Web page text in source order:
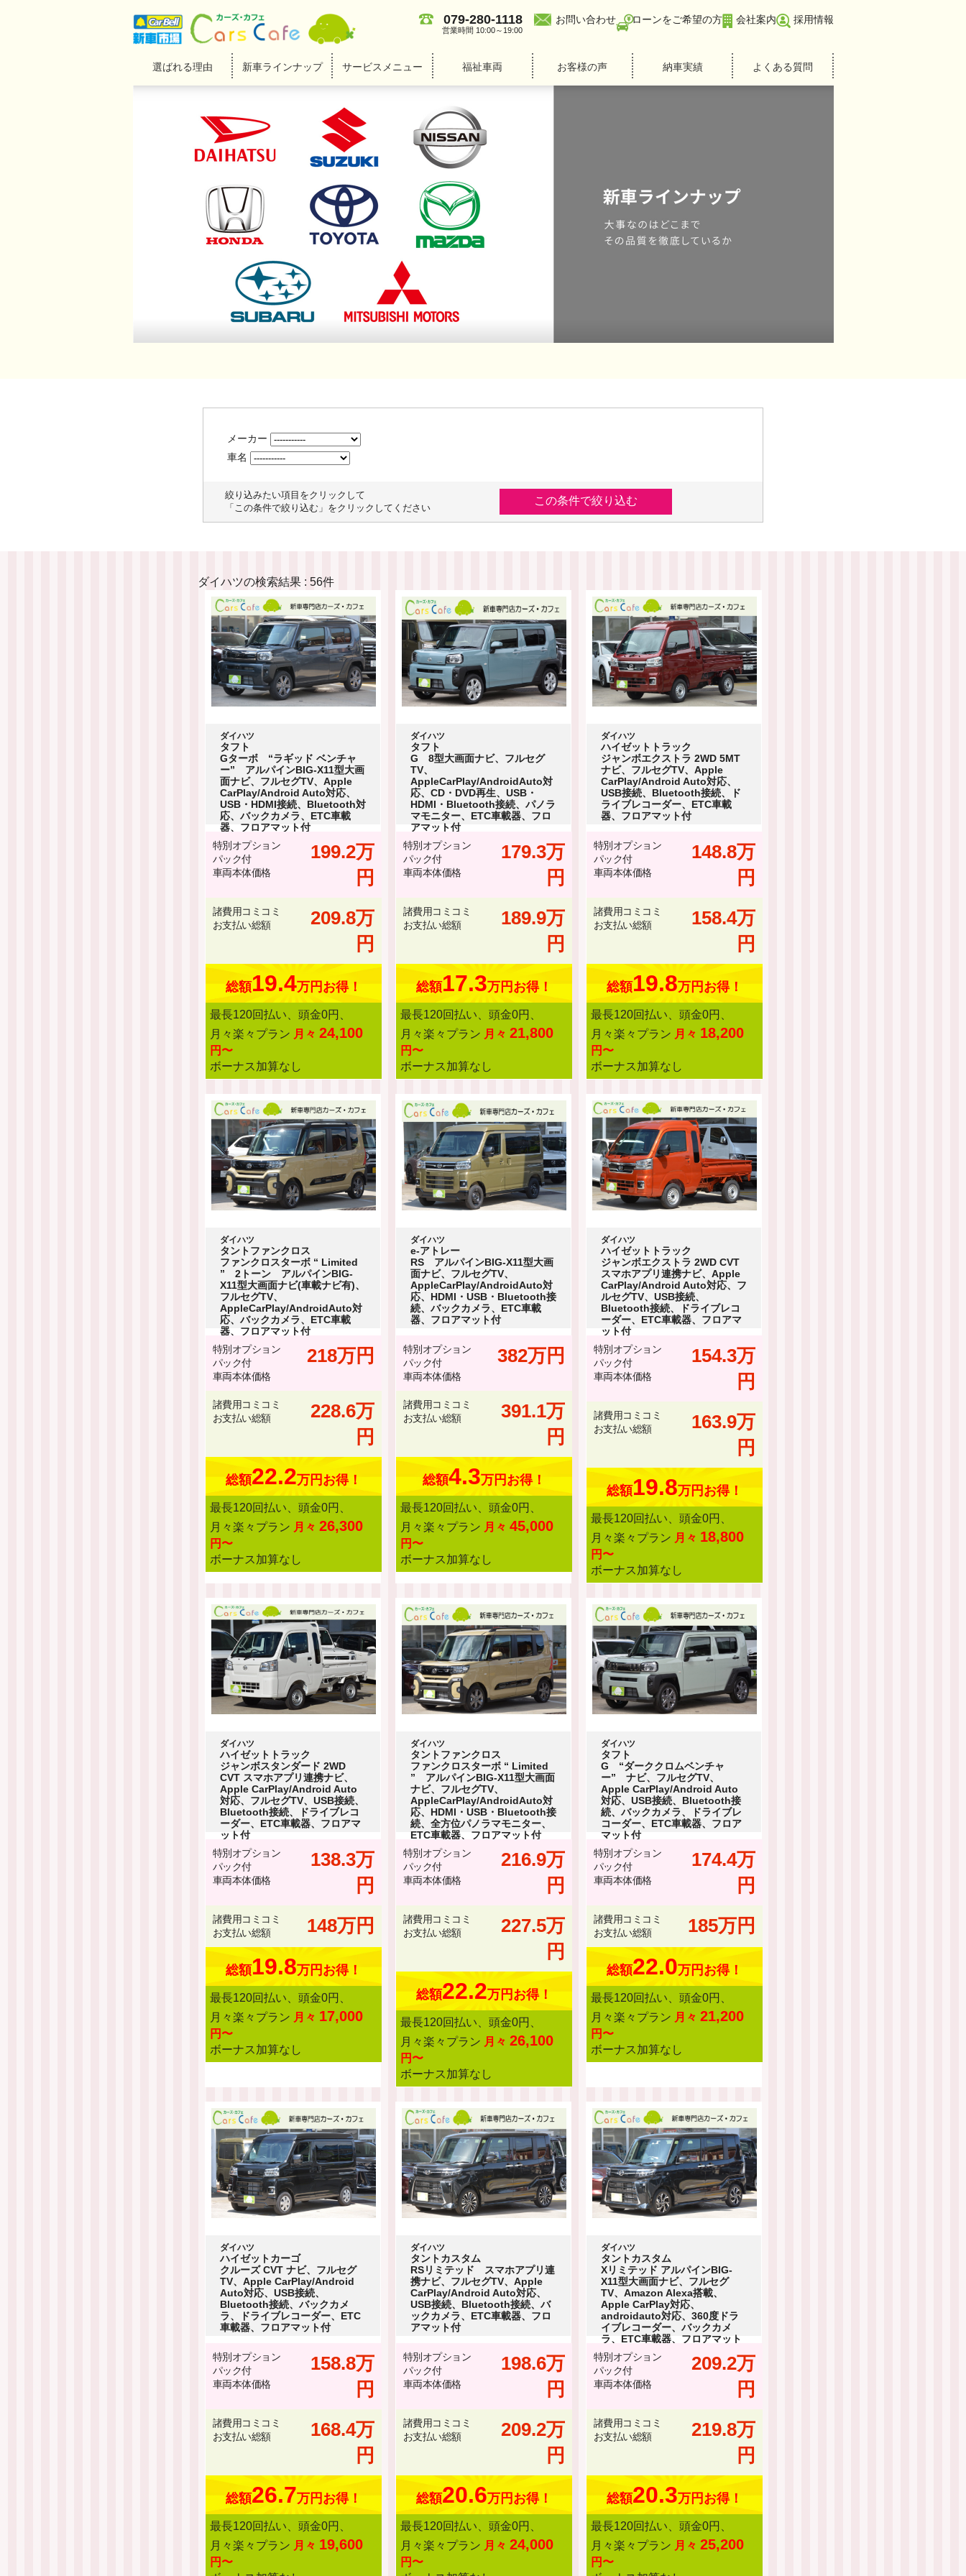
079-280-1118
営業時間 10:00～19:00
お問い合わせ ローンをご希望の方 会社案内 採用情報
選ばれる理由 新車ラインナップ サービスメニュー 福祉車両 お客様の声 納車実績 よくある質問
メーカー
車名
絞り込みたい項目をクリックして
「この条件で絞り込む」をクリックしてください
ダイハツの検索結果 : 56件
ダイハツ
タフト
Gターボ “ラギッド ベンチャ
ー” アルパインBIG-X11型大画
面ナビ、フルセグTV、Apple
CarPlay/Android Auto対応、
USB・HDMI接続、Bluetooth対
応、バックカメラ、ETC車載
器、フロアマット付
特別オプション
パック付
車両本体価格
199.2万
円
諸費用コミコミ
お支払い総額
209.8万
円
総額19.4万円お得！
最長120回払い、頭金0円、
月々楽々プラン 月々 24,100
円〜
ボーナス加算なし
ダイハツ
タフト
G 8型大画面ナビ、フルセグ
TV、
AppleCarPlay/AndroidAuto対
応、CD・DVD再生、USB・
HDMI・Bluetooth接続、パノラ
マモニター、ETC車載器、フロ
アマット付
特別オプション
パック付
車両本体価格
179.3万
円
諸費用コミコミ
お支払い総額
189.9万
円
総額17.3万円お得！
最長120回払い、頭金0円、
月々楽々プラン 月々 21,800
円〜
ボーナス加算なし
ダイハツ
ハイゼットトラック
ジャンボエクストラ 2WD 5MT
ナビ、フルセグTV、Apple
CarPlay/Android Auto対応、
USB接続、Bluetooth接続、ド
ライブレコーダー、ETC車載
器、フロアマット付
特別オプション
パック付
車両本体価格
148.8万
円
諸費用コミコミ
お支払い総額
158.4万
円
総額19.8万円お得！
最長120回払い、頭金0円、
月々楽々プラン 月々 18,200
円〜
ボーナス加算なし
ダイハツ
タントファンクロス
ファンクロスターボ “ Limited
” 2トーン アルパインBIG-
X11型大画面ナビ(車載ナビ有)、
フルセグTV、
AppleCarPlay/AndroidAuto対
応、バックカメラ、ETC車載
器、フロアマット付
特別オプション
パック付
車両本体価格
218万円
諸費用コミコミ
お支払い総額
228.6万
円
総額22.2万円お得！
最長120回払い、頭金0円、
月々楽々プラン 月々 26,300
円〜
ボーナス加算なし
ダイハツ
e-アトレー
RS アルパインBIG-X11型大画
面ナビ、フルセグTV、
AppleCarPlay/AndroidAuto対
応、HDMI・USB・Bluetooth接
続、バックカメラ、ETC車載
器、フロアマット付
特別オプション
パック付
車両本体価格
382万円
諸費用コミコミ
お支払い総額
391.1万
円
総額4.3万円お得！
最長120回払い、頭金0円、
月々楽々プラン 月々 45,000
円〜
ボーナス加算なし
ダイハツ
ハイゼットトラック
ジャンボエクストラ 2WD CVT
スマホアプリ連携ナビ、Apple
CarPlay/Android Auto対応、フ
ルセグTV、USB接続、
Bluetooth接続、ドライブレコ
ーダー、ETC車載器、フロアマ
ット付
特別オプション
パック付
車両本体価格
154.3万
円
諸費用コミコミ
お支払い総額
163.9万
円
総額19.8万円お得！
最長120回払い、頭金0円、
月々楽々プラン 月々 18,800
円〜
ボーナス加算なし
ダイハツ
ハイゼットトラック
ジャンボスタンダード 2WD
CVT スマホアプリ連携ナビ、
Apple CarPlay/Android Auto
対応、フルセグTV、USB接続、
Bluetooth接続、ドライブレコ
ーダー、ETC車載器、フロアマ
ット付
特別オプション
パック付
車両本体価格
138.3万
円
諸費用コミコミ
お支払い総額
148万円
総額19.8万円お得！
最長120回払い、頭金0円、
月々楽々プラン 月々 17,000
円〜
ボーナス加算なし
ダイハツ
タントファンクロス
ファンクロスターボ “ Limited
” アルパインBIG-X11型大画面
ナビ、フルセグTV、
AppleCarPlay/AndroidAuto対
応、HDMI・USB・Bluetooth接
続、全方位パノラマモニター、
ETC車載器、フロアマット付
特別オプション
パック付
車両本体価格
216.9万
円
諸費用コミコミ
お支払い総額
227.5万
円
総額22.2万円お得！
最長120回払い、頭金0円、
月々楽々プラン 月々 26,100
円〜
ボーナス加算なし
ダイハツ
タフト
G “ダーククロムベンチャ
ー” ナビ、フルセグTV、
Apple CarPlay/Android Auto
対応、USB接続、Bluetooth接
続、バックカメラ、ドライブレ
コーダー、ETC車載器、フロア
マット付
特別オプション
パック付
車両本体価格
174.4万
円
諸費用コミコミ
お支払い総額
185万円
総額22.0万円お得！
最長120回払い、頭金0円、
月々楽々プラン 月々 21,200
円〜
ボーナス加算なし
ダイハツ
ハイゼットカーゴ
クルーズ CVT ナビ、フルセグ
TV、Apple CarPlay/Android
Auto対応、USB接続、
Bluetooth接続、バックカメ
ラ、ドライブレコーダー、ETC
車載器、フロアマット付
特別オプション
パック付
車両本体価格
158.8万
円
諸費用コミコミ
お支払い総額
168.4万
円
総額26.7万円お得！
最長120回払い、頭金0円、
月々楽々プラン 月々 19,600
円〜
ダイハツ
タントカスタム
RSリミテッド スマホアプリ連
携ナビ、フルセグTV、Apple
CarPlay/Android Auto対応、
USB接続、Bluetooth接続、バ
ックカメラ、ETC車載器、フロ
アマット付
特別オプション
パック付
車両本体価格
198.6万
円
諸費用コミコミ
お支払い総額
209.2万
円
総額20.6万円お得！
最長120回払い、頭金0円、
月々楽々プラン 月々 24,000
円〜
ダイハツ
タントカスタム
Xリミテッド アルパインBIG-
X11型大画面ナビ、フルセグ
TV、Amazon Alexa搭載、
Apple CarPlay対応、
androidauto対応、360度ドラ
イブレコーダー、バックカメ
ラ、ETC車載器、フロアマット
付
特別オプション
パック付
車両本体価格
209.2万
円
諸費用コミコミ
お支払い総額
219.8万
円
総額20.3万円お得！
最長120回払い、頭金0円、
月々楽々プラン 月々 25,200
円〜